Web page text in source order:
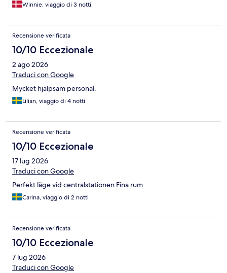
Winnie, viaggio di 3 notti
Recensione verificata
10/10 Eccezionale
2 ago 2026
Traduci con Google
Mycket hjälpsam personal.
Lilian, viaggio di 4 notti
Recensione verificata
10/10 Eccezionale
17 lug 2026
Traduci con Google
Perfekt läge vid centralstationen Fina rum
Carina, viaggio di 2 notti
Recensione verificata
10/10 Eccezionale
7 lug 2026
Traduci con Google